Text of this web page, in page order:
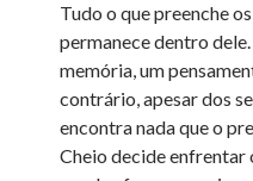
Tudo o que preenche
permanece dentro
memória, um
contrário, apesar dos
encontra nada que o
Cheio decide enfrentar